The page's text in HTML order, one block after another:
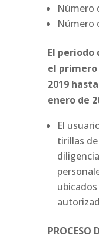
Número
Número
El periodo
el primero
2019
enero de
El
tirillas
PROCESO